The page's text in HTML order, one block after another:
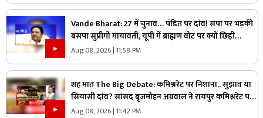
Vande Bharat: 27 में चुनाव… पंडित पर दांव! सपा पर भड़की
बसपा सुप्रीमों मायावती, यूपी में ब्राह्मण वोट पर क्यों छिड़ी
महाभारत?
Aug 08, 2026 | 11:58 PM
शह मात The Big Debate: कमिश्नरेट पर निशाना.. सुझाव या
सियासी दांव? सांसद बृजमोहन अग्रवाल ने रायपुर कमिश्नरेट पर
उठाए सवाल, क्या वाकई में सिस्टम में सुधार की है जरूरत
Aug 08, 2026 | 11:42 PM